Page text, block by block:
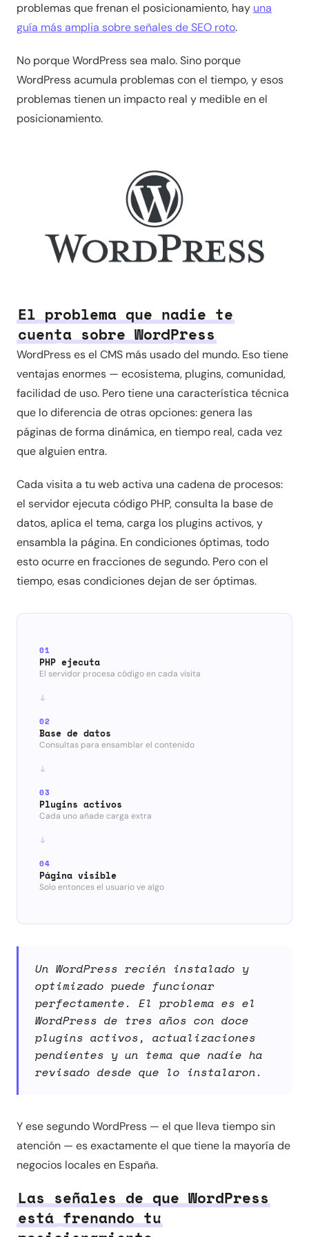
problemas que frenan el posicionamiento, hay una
guía más amplia sobre señales de SEO roto.
No porque WordPress sea malo. Sino porque
WordPress acumula problemas con el tiempo, y esos
problemas tienen un impacto real y medible en el
posicionamiento.
El problema que nadie te
cuenta sobre WordPress
WordPress es el CMS más usado del mundo. Eso tiene
ventajas enormes — ecosistema, plugins, comunidad,
facilidad de uso. Pero tiene una característica técnica
que lo diferencia de otras opciones: genera las
páginas de forma dinámica, en tiempo real, cada vez
que alguien entra.
Cada visita a tu web activa una cadena de procesos:
el servidor ejecuta código PHP, consulta la base de
datos, aplica el tema, carga los plugins activos, y
ensambla la página. En condiciones óptimas, todo
esto ocurre en fracciones de segundo. Pero con el
tiempo, esas condiciones dejan de ser óptimas.
01
PHP ejecuta
El servidor procesa código en cada visita
02
Base de datos
Consultas para ensamblar el contenido
03
Plugins activos
Cada uno añade carga extra
04
Página visible
Solo entonces el usuario ve algo
Un WordPress recién instalado y
optimizado puede funcionar
perfectamente. El problema es el
WordPress de tres años con doce
plugins activos, actualizaciones
pendientes y un tema que nadie ha
revisado desde que lo instalaron.
Y ese segundo WordPress — el que lleva tiempo sin
atención — es exactamente el que tiene la mayoría de
negocios locales en España.
Las señales de que WordPress
está frenando tu